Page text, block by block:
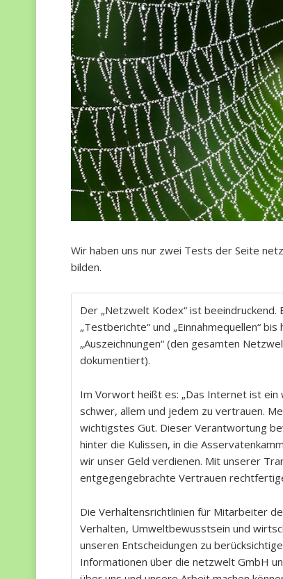
Wir haben uns nur zwei Tests der Seite
bilden.
Der „Netzwelt Kodex“ ist beeindruckend.
„Testberichte“ und „Einnahmequellen“
„Auszeichnungen“ (den gesamten
dokumentiert).
Im Vorwort heißt es: „Das Internet ist
schwer, allem und jedem zu vertrauen.
wichtigstes Gut. Dieser Verantwortung
hinter die Kulissen, in die
wir unser Geld verdienen. Mit unserer
entgegengebrachte Vertrauen
Die Verhaltensrichtlinien für Mitarbeiter
Verhalten, Umweltbewusstsein und
unseren Entscheidungen zu
Informationen über die netzwelt GmbH